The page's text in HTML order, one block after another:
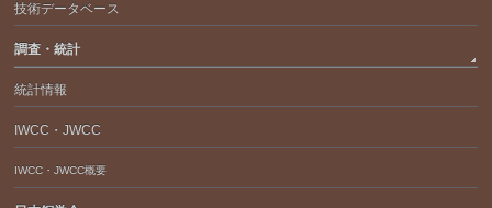
技術データベース
調査・統計
統計情報
IWCC・JWCC
IWCC・JWCC概要